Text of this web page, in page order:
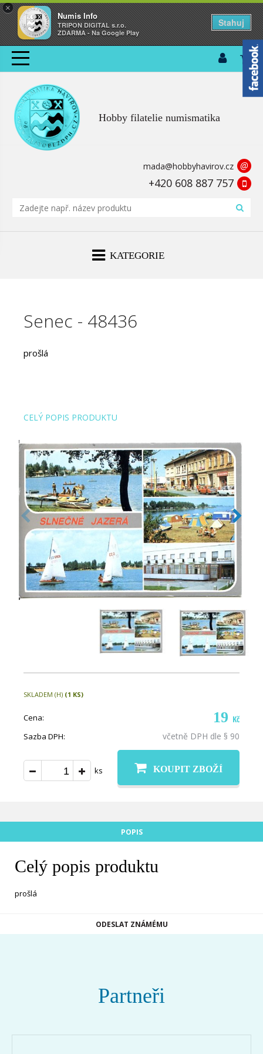
×
Numis Info
TRIPON DIGITAL s.r.o.
ZDARMA - Na Google Play
Stahuj
Hobby filatelie numismatika
mada@hobbyhavirov.cz @
+420 608 887 757
KATEGORIE
Senec - 48436
prošlá
CELÝ POPIS PRODUKTU
SKLADEM (H) (1 KS)
Cena: 19 Kč
Sazba DPH: včetně DPH dle § 90
ks KOUPIT ZBOŽÍ
POPIS
Celý popis produktu
prošlá
ODESLAT ZNÁMÉMU
Partneři